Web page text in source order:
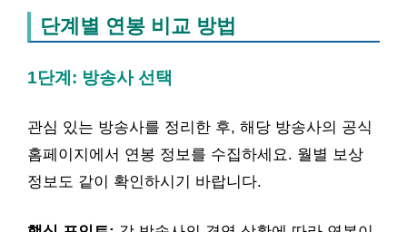
단계별 연봉 비교 방법
1단계: 방송사 선택
관심 있는 방송사를 정리한 후, 해당 방송사의 공식
홈페이지에서 연봉 정보를 수집하세요. 월별 보상
정보도 같이 확인하시기 바랍니다.